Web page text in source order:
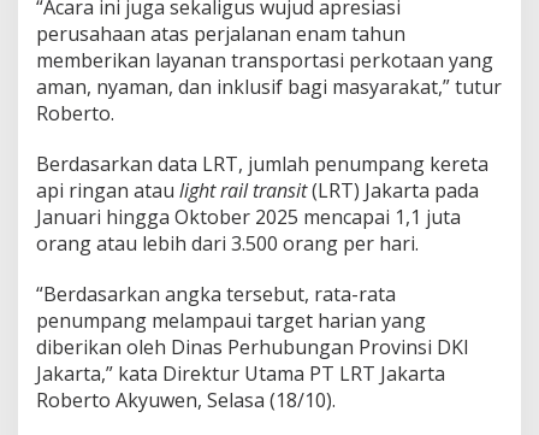
“Acara ini juga sekaligus wujud apresiasi
perusahaan atas perjalanan enam tahun
memberikan layanan transportasi perkotaan yang
aman, nyaman, dan inklusif bagi masyarakat,” tutur
Roberto.
Berdasarkan data LRT, jumlah penumpang kereta
api ringan atau light rail transit(LRT) Jakarta pada
Januari hingga Oktober 2025 mencapai 1,1 juta
orang atau lebih dari 3.500 orang per hari.
“Berdasarkan angka tersebut, rata-rata
penumpang melampaui target harian yang
diberikan oleh Dinas Perhubungan Provinsi DKI
Jakarta,” kata Direktur Utama PT LRT Jakarta
Roberto Akyuwen, Selasa (18/10).